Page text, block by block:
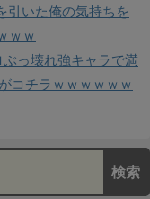
引いた俺の気持ちを
ｗｗ
ぶっ壊れ強キャラで満
コチラｗｗｗｗｗｗ